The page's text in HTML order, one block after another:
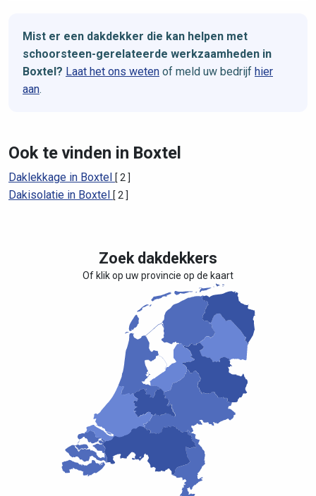
Mist er een dakdekker die kan helpen met
schoorsteen-gerelateerde werkzaamheden in
Boxtel? Laat het ons weten of meld uw bedrijf hier
aan.
Ook te vinden in Boxtel
Daklekkage in Boxtel [ 2 ]
Dakisolatie in Boxtel [ 2 ]
Zoek dakdekkers
Of klik op uw provincie op de kaart